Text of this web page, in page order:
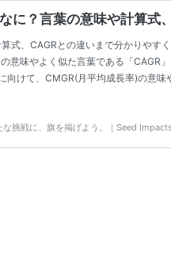
に？言葉の意味や計算式
式、CAGRとの違いまで分かりや
意味やよく似た言葉である「CAGR
向けて、CMGR(月平均成長率)の意
な挑戦に、旗を掲げよう。｜Seed